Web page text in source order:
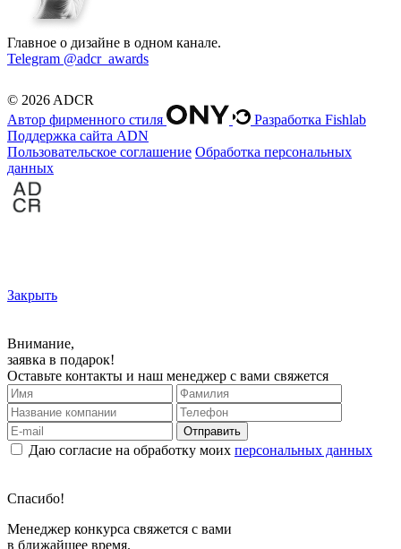
Главное о дизайне в одном канале.
Telegram @adcr_awards
© 2026 ADCR
Автор фирменного стиля
Разработка Fishlab
Поддержка сайта ADN
Пользовательское соглашение Обработка персональных
данных
Закрыть
Внимание,
заявка в подарок!
Оставьте контакты и наш менеджер с вами свяжется
Отправить
Даю согласие на обработку моих персональных данных
Спасибо!
Менеджер конкурса свяжется с вами
в ближайшее время.